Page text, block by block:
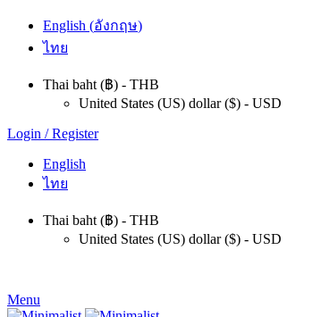
English (อังกฤษ)
ไทย
Thai baht (฿) - THB
United States (US) dollar ($) - USD
Login / Register
English
ไทย
Thai baht (฿) - THB
United States (US) dollar ($) - USD
Menu